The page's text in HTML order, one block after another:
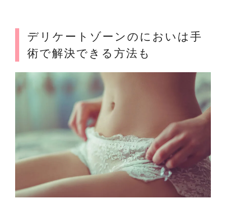
デリケートゾーンのにおいは手
術で解決できる方法も